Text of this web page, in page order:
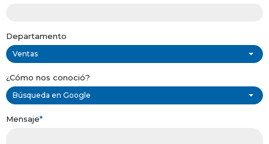
Departamento
Ventas
¿Cómo nos conoció?
Búsqueda en Google
Mensaje*